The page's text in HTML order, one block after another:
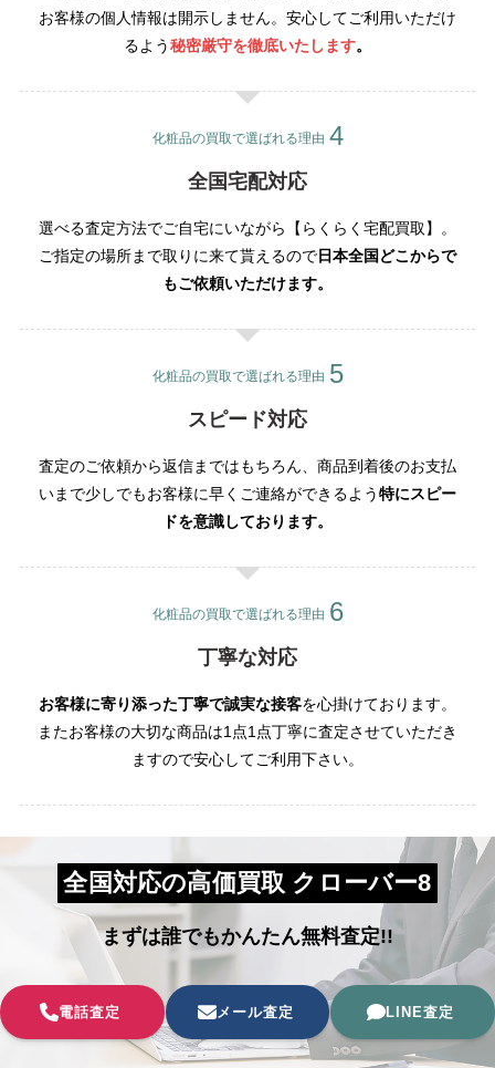
お客様の個人情報は開示しません。安心してご利用いただけ
るよう秘密厳守を徹底いたします。
化粧品の買取で選ばれる理由
全国宅配対応
選べる査定方法でご自宅にいながら【らくらく宅配買取】。
ご指定の場所まで取りに来て貰えるので日本全国どこからで
もご依頼いただけます。
化粧品の買取で選ばれる理由
スピード対応
査定のご依頼から返信まではもちろん、商品到着後のお支払
いまで少しでもお客様に早くご連絡ができるよう特にスピー
ドを意識しております。
化粧品の買取で選ばれる理由
丁寧な対応
お客様に寄り添った丁寧で誠実な接客を心掛けております。
またお客様の大切な商品は1点1点丁寧に査定させていただき
ますので安心してご利用下さい。
全国対応の高価買取 クローバー8
まずは誰でもかんたん無料査定!!
電話査定 メール査定 LINE査定